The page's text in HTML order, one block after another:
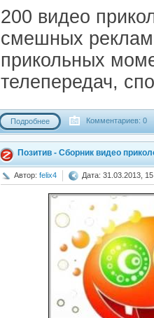
200 видео
смешных
прикольных
телепередач,
Подробнее Комментариев: 0
Позитив - Сборник видео
Автор: felix4 Дата: 31.03.2013,